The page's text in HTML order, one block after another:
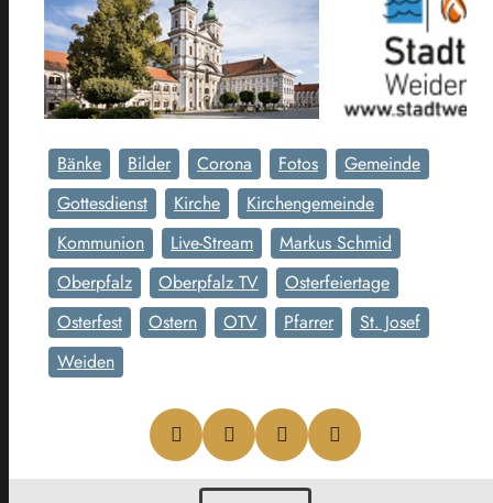
Bänke Bilder Corona Fotos
Gemeinde
Gottesdienst
Kirche
Kirchengemeinde
Kommunion
Live-Stream
Markus Schmid
Oberpfalz
Oberpfalz TV
Osterfeiertage
Osterfest
Ostern OTV Pfarrer
St. Josef
Weiden